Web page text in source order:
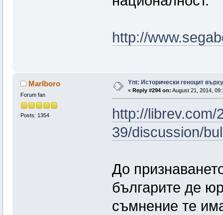
http://
Marlboro
Forum fan
Posts: 1354
Ynt: Исторически геноцит
« Reply #294 on: August 21, 2014,
http://
39/discussion/
До
българите де
съмнение те